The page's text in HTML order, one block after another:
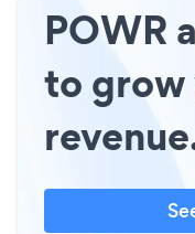
POWR
to grow